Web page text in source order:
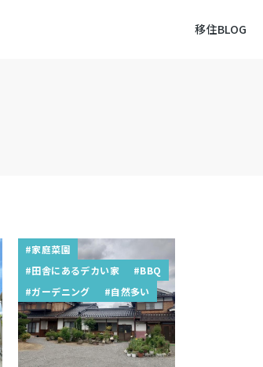
移住BLOG
#家庭菜園
#田舎にあるデカい家
#BBQ
#ガーデニング
#自然多い